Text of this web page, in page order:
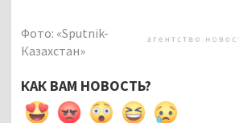
Фото: «Sputnik-
Казахстан»
КАК ВАМ НОВОСТЬ?